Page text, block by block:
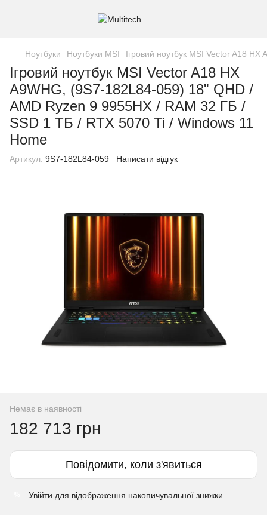
Ноутбуки Ноутбуки MSI Ігровий ноутбук MSI Vector A18
Ігровий ноутбук MSI Vector A18 HX
A9WHG, (9S7-182L84-059) 18" QHD /
AMD Ryzen 9 9955HX / RAM 32 ГБ /
SSD 1 ТБ / RTX 5070 Ti / Windows 11
Home
Артикул: 9S7-182L84-059 Написати відгук
Немає в наявності
182 713 грн
Повідомити, коли з'явиться
Увійти для відображення накопичувальної знижки